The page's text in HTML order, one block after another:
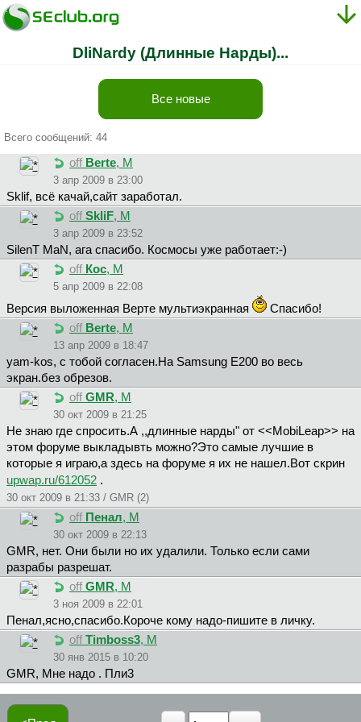
DliNardy (Длинные Нарды)...
Все новые
Всего сообщений: 44
off Berte, М
3 апр 2009 в 23:00
Sklif, всё качай,сайт заработал.
off SkliF, М
3 апр 2009 в 23:52
SilenT MaN, ага спасибо. Космосы уже работает:-)
off Кос, М
5 апр 2009 в 22:08
Версия выложенная Верте мультиэкранная
Спасибо!
off Berte, М
13 апр 2009 в 18:47
yam-kos, с тобой согласен.На Samsung E200 во весь
экран.без обрезов.
off GMR, М
30 окт 2009 в 21:25
Не знаю где спросить.А ,,длинные нарды" от <<MobiLeap>> на
этом форуме выкладывть можно?Это самые лучшие в
которые я играю,а здесь на форуме я их не нашел.Вот скрин
upwap.ru/612052 .
30 окт 2009 в 21:33 / GMR (2)
off Пeнaл, М
30 окт 2009 в 22:13
GMR, нет. Они были но их удалили. Только если сами
разрабы разрешат.
off GMR, М
3 ноя 2009 в 22:01
Пeнaл,ясно,спасибо.Короче кому надо-пишите в личку.
off Timboss3, М
30 янв 2015 в 10:20
GMR, Мне надо . Пли3